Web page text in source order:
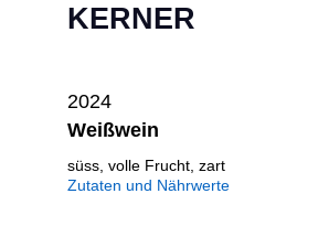
KERNER
2024
Weißwein
süss, volle Frucht, zart
Zutaten und Nährwerte